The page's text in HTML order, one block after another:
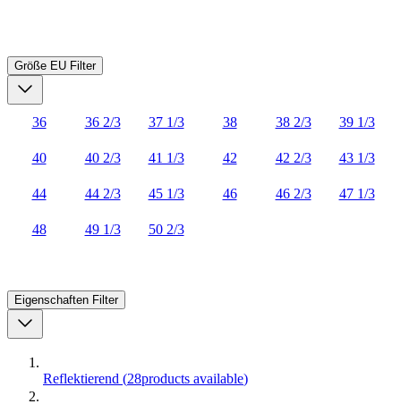
Größe EU Filter
36 36 2/3 37 1/3 38 38 2/3 39 1/3
40 40 2/3 41 1/3 42 42 2/3 43 1/3
44 44 2/3 45 1/3 46 46 2/3 47 1/3
48 49 1/3 50 2/3
Eigenschaften Filter
Reflektierend (28products available)